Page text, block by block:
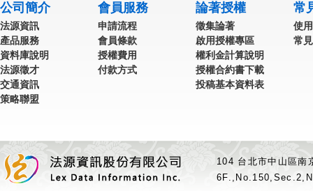
公司簡介
法源資訊
產品服務
資料庫說明
法源徵才
交通資訊
策略聯盟
會員服務
申請流程
會員條款
授權費用
付款方式
論著授權
徵集論著
啟用授權專區
權利金計算說明
授權合約書下載
投稿基本資料表
常
使
常
104 台北市中山區